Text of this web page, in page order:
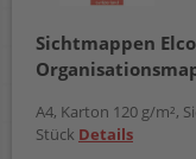
Sichtmappen
A4, Karton 120 g/m²,
Stück Details